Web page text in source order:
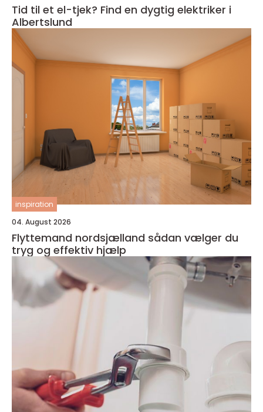
Tid til et el-tjek? Find en dygtig elektriker i
Albertslund
inspiration
04. August 2026
Flyttemand nordsjælland sådan vælger du
tryg og effektiv hjælp